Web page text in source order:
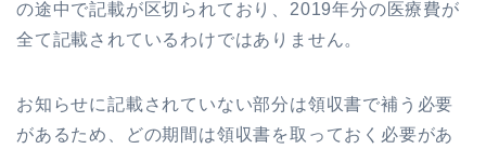
の途中で記載が区切られており、2019年分の医療費が
全て記載されているわけではありません。
お知らせに記載されていない部分は領収書で補う必要
があるため、どの期間は領収書を取っておく必要があ